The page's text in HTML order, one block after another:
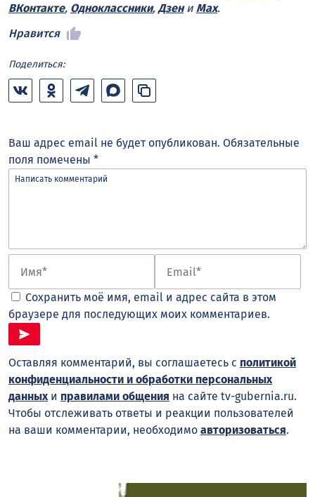
ВКонтакте, Одноклассники, Дзени Max.
Нравится
Поделиться:
Ваш адрес email не будет опубликован. Обязательные
поля помечены *
Сохранить моё имя, email и адрес сайта в этом
браузере для последующих моих комментариев.
Оставляя комментарий, вы соглашаетесь с политикой
конфиденциальности и обработки персональных
данныхи правилами общения на сайте tv-gubernia.ru.
Чтобы отслеживать ответы и реакции пользователей
на ваши комментарии, необходимо авторизоваться.